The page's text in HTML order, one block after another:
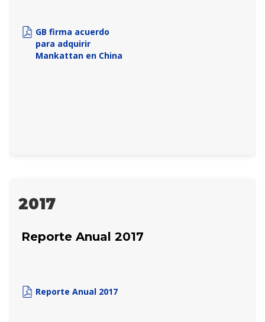
GB firma acuerdo
para adquirir
Mankattan en China
2017
Reporte Anual 2017
Reporte Anual 2017